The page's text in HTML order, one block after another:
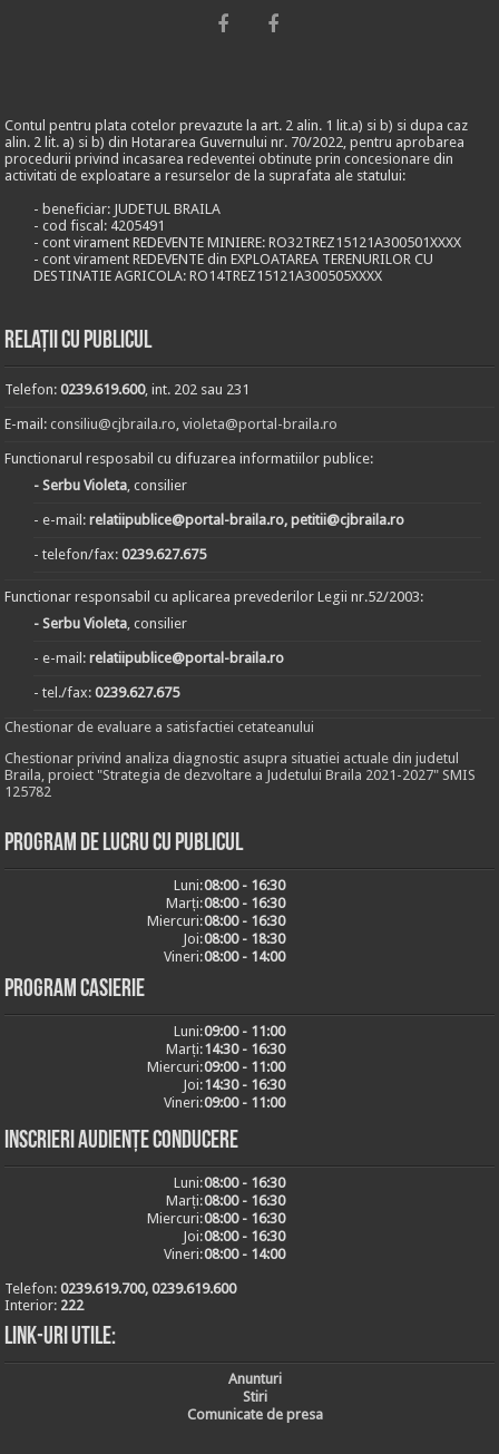
Contul pentru plata cotelor prevazute la art. 2 alin. 1 lit.a) si b) si dupa caz
alin. 2 lit. a) si b) din Hotararea Guvernului nr. 70/2022, pentru aprobarea
procedurii privind incasarea redeventei obtinute prin concesionare din
activitati de exploatare a resurselor de la suprafata ale statului:
- beneficiar: JUDETUL BRAILA
- cod fiscal: 4205491
- cont virament REDEVENTE MINIERE: RO32TREZ15121A300501XXXX
- cont virament REDEVENTE din EXPLOATAREA TERENURILOR CU
DESTINATIE AGRICOLA: RO14TREZ15121A300505XXXX
Relații cu publicul
Telefon:0239.619.600, int. 202 sau 231
E-mail:consiliu@cjbraila.ro,violeta@portal-braila.ro
Functionarul resposabil cu difuzarea informatiilor publice:
- Serbu Violeta, consilier
- e-mail:relatiipublice@portal-braila.ro, petitii@cjbraila.ro
- telefon/fax:0239.627.675
Functionar responsabil cu aplicarea prevederilor Legii nr.52/2003:
- Serbu Violeta, consilier
- e-mail:relatiipublice@portal-braila.ro
- tel./fax:0239.627.675
Chestionar de evaluare a satisfactiei cetateanului
Chestionar privind analiza diagnostic asupra situatiei actuale din judetul
Braila, proiect "Strategia de dezvoltare a Judetului Braila 2021-2027" SMIS
125782
Program de lucru cu publicul
Luni:08:00 - 16:30
Marți:08:00 - 16:30
Miercuri:08:00 - 16:30
Joi:08:00 - 18:30
Vineri:08:00 - 14:00
Program casierie
Luni:09:00 - 11:00
Marți:14:30 - 16:30
Miercuri:09:00 - 11:00
Joi:14:30 - 16:30
Vineri:09:00 - 11:00
Inscrieri audiențe conducere
Luni:08:00 - 16:30
Marți:08:00 - 16:30
Miercuri:08:00 - 16:30
Joi:08:00 - 16:30
Vineri:08:00 - 14:00
Telefon:0239.619.700, 0239.619.600
Interior: 222
Link-uri utile:
Anunturi
Stiri
Comunicate de presa